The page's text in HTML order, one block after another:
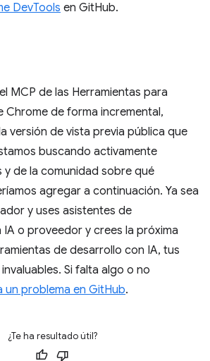
DevTools en GitHub.
MCP de las Herramientas para
Chrome de forma incremental,
versión de vista previa pública que
buscando activamente
de la comunidad sobre qué
agregar a continuación. Ya sea
y uses asistentes de
o proveedor y crees la próxima
de desarrollo con IA, tus
Si falta algo o no
un problema en GitHub.
¿Te ha resultado útil?